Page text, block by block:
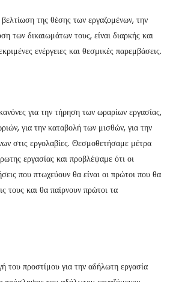
της θέσης των εργαζομένων, την
των δικαιωμάτων τους, είναι διαρκής και
ενέργειες και θεσμικές παρεμβάσεις.
για την τήρηση των ωραρίων εργασίας,
για την καταβολή των μισθών, για την
στις εργολαβίες. Θεσμοθετήσαμε μέτρα
εργασίας και προβλέψαμε ότι οι
που πτωχεύουν θα είναι οι πρώτοι που θα
τους και θα παίρνουν πρώτοι τα
του προστίμου για την αδήλωτη εργασία